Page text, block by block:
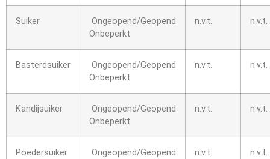
Suiker
Ongeopend/Geopend
Onbeperkt
n.v.t. n.v.t.
Basterdsuiker
Ongeopend/Geopend
Onbeperkt
n.v.t. n.v.t.
Kandijsuiker
Ongeopend/Geopend
Onbeperkt
n.v.t. n.v.t.
Poedersuiker
Ongeopend/Geopend
n.v.t. n.v.t.